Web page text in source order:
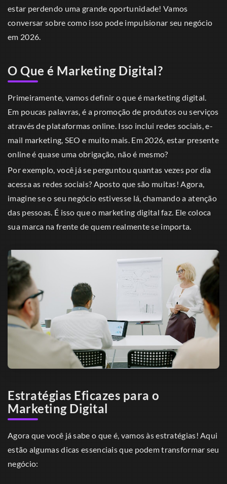
estar perdendo uma grande oportunidade! Vamos
conversar sobre como isso pode impulsionar seu negócio
em 2026.
O Que é Marketing Digital?
Primeiramente, vamos definir o que é marketing digital.
Em poucas palavras, é a promoção de produtos ou serviços
através de plataformas online. Isso inclui redes sociais, e-
mail marketing, SEO e muito mais. Em 2026, estar presente
online é quase uma obrigação, não é mesmo?
Por exemplo, você já se perguntou quantas vezes por dia
acessa as redes sociais? Aposto que são muitas! Agora,
imagine se o seu negócio estivesse lá, chamando a atenção
das pessoas. É isso que o marketing digital faz. Ele coloca
sua marca na frente de quem realmente se importa.
Estratégias Eficazes para o
Marketing Digital
Agora que você já sabe o que é, vamos às estratégias! Aqui
estão algumas dicas essenciais que podem transformar seu
negócio: